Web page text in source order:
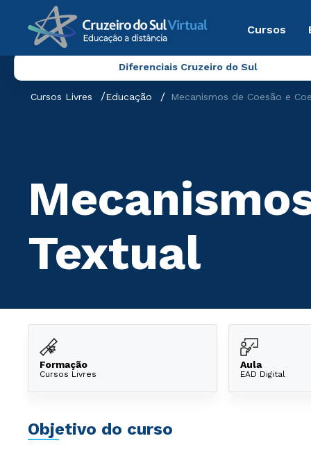
Cursos
Diferenciais Cruzeiro do Sul
Cursos Livres Educação Mecanismos de Coesão e
Textual
Formação
Cursos Livres
Aula
EAD Digital
Objetivo do curso